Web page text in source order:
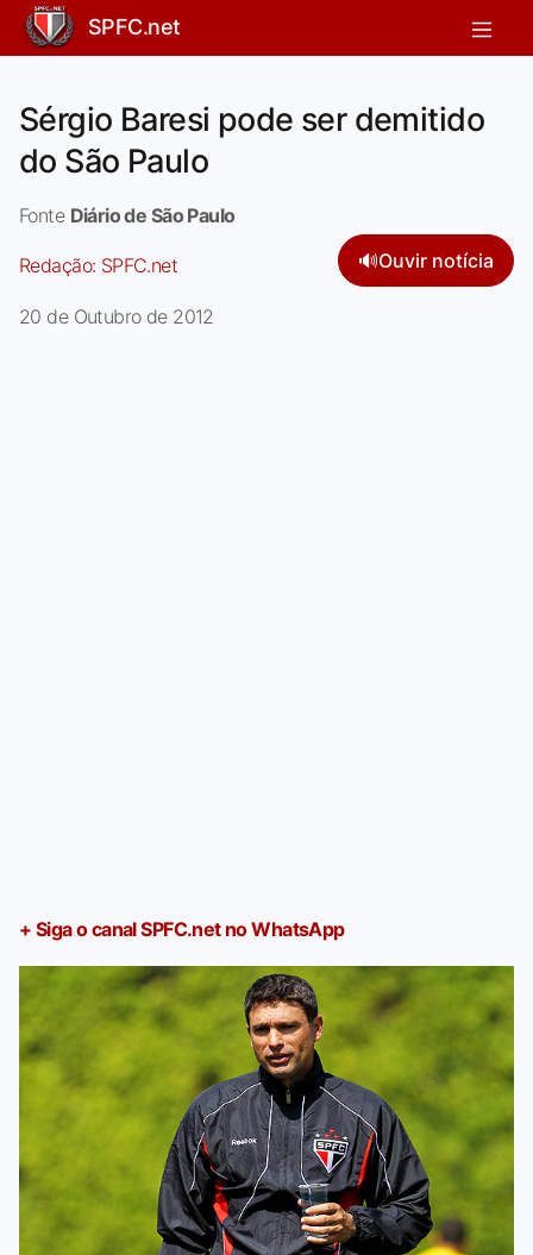
SPFC.net
Sérgio Baresi pode ser demitido
do São Paulo
Fonte Diário de São Paulo
Redação: SPFC.net 🔊Ouvir notícia
20 de Outubro de 2012
+ Siga o canal SPFC.net no WhatsApp